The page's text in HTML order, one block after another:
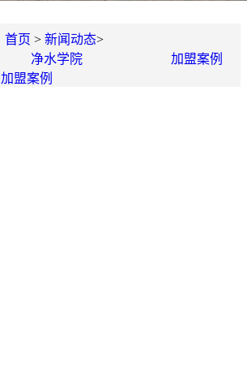
首页 > 新闻动态>
净水学院
加盟案例
加盟案例